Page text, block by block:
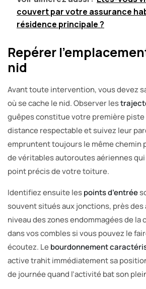
couvert par votre assurance
résidence principale ?
Repérer
nid
Avant toute intervention, vous devez
où se cache le nid. Observer les
guêpes constitue votre première
distance respectable et suivez leur
empruntent toujours le même chemin
de véritables autoroutes aériennes
point précis de votre toiture.
Identifiez ensuite lespoints d’entrée
souvent situés aux jonctions, près des
niveau des zones endommagées de
dans vos combles si vous pouvez le
écoutez. Lebourdonnement
active trahit immédiatement sa
de journée quand l’activité bat son